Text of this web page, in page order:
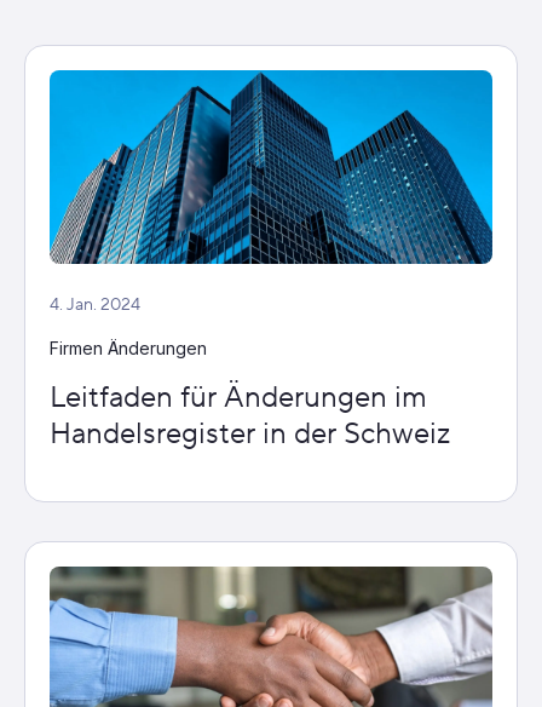
4. Jan. 2024
Firmen Änderungen
Leitfaden für Änderungen im
Handelsregister in der Schweiz